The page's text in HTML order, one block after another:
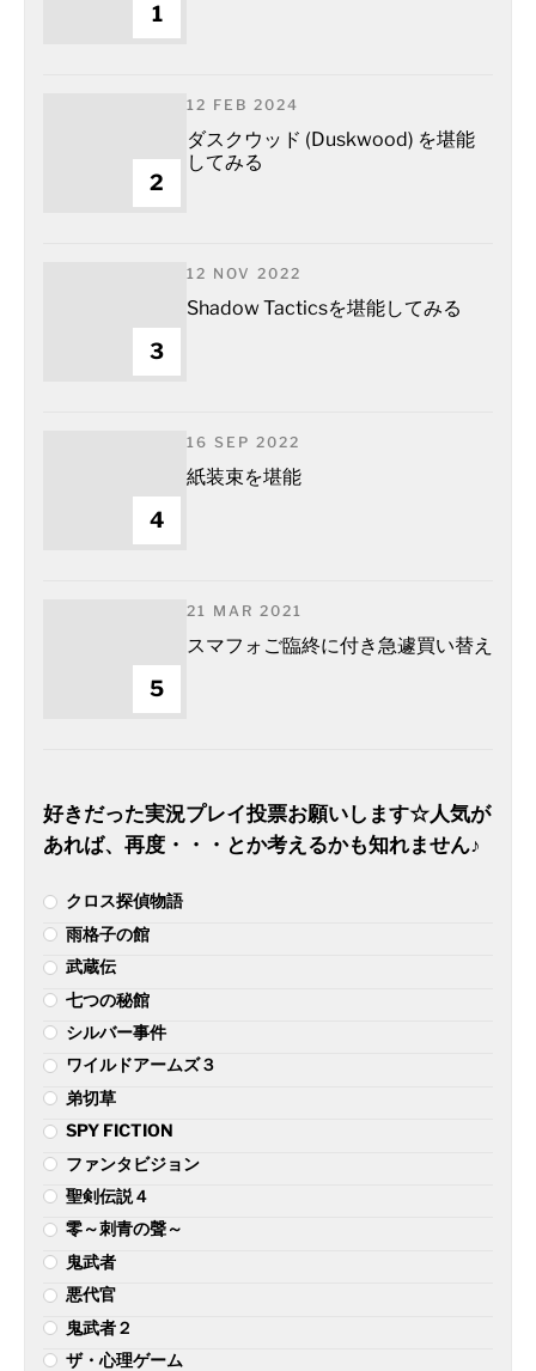
1
2
12 FEB 2024
ダスクウッド (Duskwood) を堪能
してみる
3
12 NOV 2022
Shadow Tacticsを堪能してみる
4
16 SEP 2022
紙装束を堪能
5
21 MAR 2021
スマフォご臨終に付き急遽買い替え
好きだった実況プレイ投票お願いします☆人気が
あれば、再度・・・とか考えるかも知れません♪
クロス探偵物語
雨格子の館
武蔵伝
七つの秘館
シルバー事件
ワイルドアームズ３
弟切草
SPY FICTION
ファンタビジョン
聖剣伝説４
零～刺青の聲～
鬼武者
悪代官
鬼武者２
ザ・心理ゲーム